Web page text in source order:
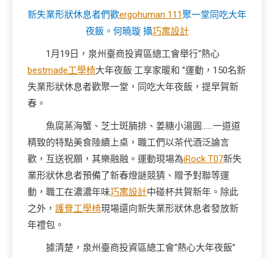
新失業形狀休息者們歡ergohuman 111聚一堂同吃大年
夜飯。何曉璇 攝巧寓設計
1月19日，泉州臺商投資區總工會舉行“熱心
bestmade工學椅大年夜飯·工享家暖和 ”運動，150名新
失業形狀休息者歡聚一堂，同吃大年夜飯，提早賀新
春。
魚腐蒸海蟹、芝士斑腩排、姜糖小湯圓……一道道
精致的特點美食陸續上桌，職工們以茶代酒泛論言
歡，互送祝願，其樂融融。運動現場為iRock T07新失
業形狀休息者預備了新春燈謎競猜、贈予對聯等運
動，職工在濃濃年味巧寓設計中碰杯共賀新年。除此
之外， 護脊工學椅現場還向新失業形狀休息者發放新
年禮包。
據清楚，泉州臺商投資區總工會“熱心大年夜飯”